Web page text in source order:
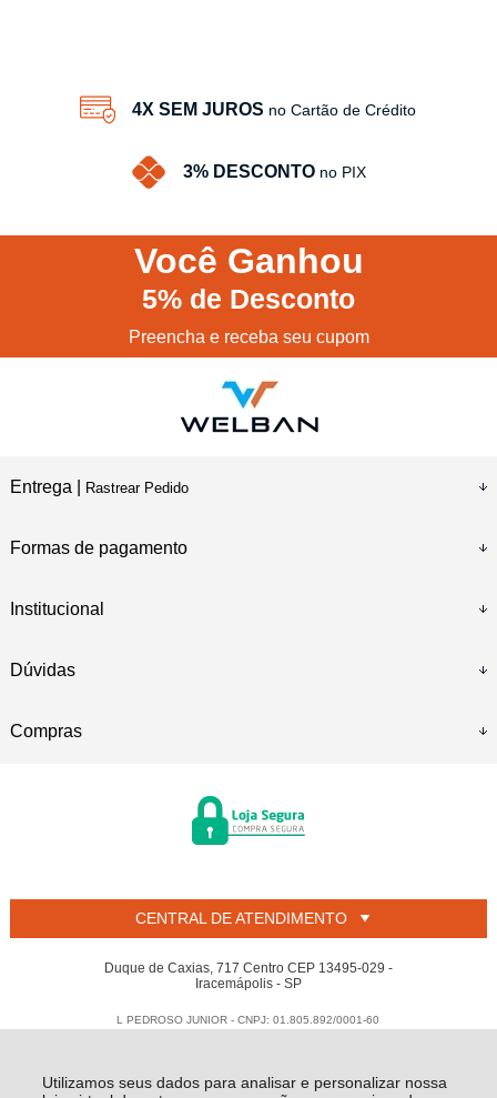
Utilizamos seus dados para analisar e personalizar nossa
4X SEM JUROS no Cartão de Crédito
3% DESCONTO no PIX
Você Ganhou
5% de Desconto
Preencha e receba seu cupom
Entrega | Rastrear Pedido
Formas de pagamento
Institucional
Dúvidas
Compras
CENTRAL DE ATENDIMENTO
Duque de Caxias, 717 Centro CEP 13495-029 -
Iracemápolis - SP
L PEDROSO JUNIOR - CNPJ: 01.805.892/0001-60